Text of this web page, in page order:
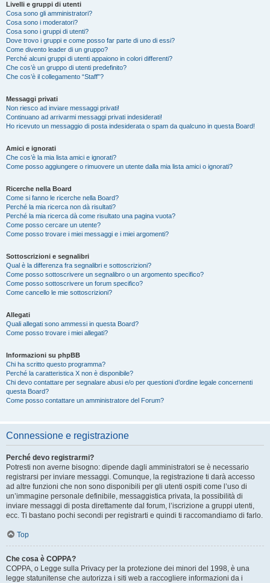
Livelli e gruppi di utenti
Cosa sono gli amministratori?
Cosa sono i moderatori?
Cosa sono i gruppi di utenti?
Dove trovo i gruppi e come posso far parte di uno di essi?
Come divento leader di un gruppo?
Perché alcuni gruppi di utenti appaiono in colori differenti?
Che cos’è un gruppo di utenti predefinito?
Che cos’è il collegamento “Staff”?
Messaggi privati
Non riesco ad inviare messaggi privati!
Continuano ad arrivarmi messaggi privati indesiderati!
Ho ricevuto un messaggio di posta indesiderata o spam da qualcuno in questa Board!
Amici e ignorati
Che cos’è la mia lista amici e ignorati?
Come posso aggiungere o rimuovere un utente dalla mia lista amici o ignorati?
Ricerche nella Board
Come si fanno le ricerche nella Board?
Perché la mia ricerca non dà risultati?
Perché la mia ricerca dà come risultato una pagina vuota?
Come posso cercare un utente?
Come posso trovare i miei messaggi e i miei argomenti?
Sottoscrizioni e segnalibri
Qual è la differenza fra segnalibri e sottoscrizioni?
Come posso sottoscrivere un segnalibro o un argomento specifico?
Come posso sottoscrivere un forum specifico?
Come cancello le mie sottoscrizioni?
Allegati
Quali allegati sono ammessi in questa Board?
Come posso trovare i miei allegati?
Informazioni su phpBB
Chi ha scritto questo programma?
Perché la caratteristica X non è disponibile?
Chi devo contattare per segnalare abusi e/o per questioni d’ordine legale concernenti
questa Board?
Come posso contattare un amministratore del Forum?
Connessione e registrazione
Perché devo registrarmi?
Potresti non averne bisogno: dipende dagli amministratori se è necessario
registrarsi per inviare messaggi. Comunque, la registrazione ti darà accesso
ad altre funzioni che non sono disponibili per gli utenti ospiti come l’uso di
un’immagine personale definibile, messaggistica privata, la possibilità di
inviare messaggi di posta direttamente dal forum, l’iscrizione a gruppi utenti,
ecc. Ti bastano pochi secondi per registrarti e quindi ti raccomandiamo di farlo.
Top
Che cosa è COPPA?
COPPA, o Legge sulla Privacy per la protezione dei minori del 1998, è una
legge statunitense che autorizza i siti web a raccogliere informazioni da i